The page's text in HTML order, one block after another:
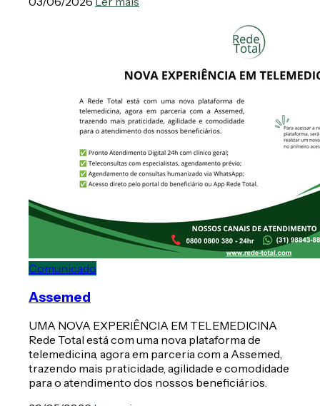
Comunicado
Assemed
UMA NOVA EXPERIÊNCIA EM TELEMEDICINA
Rede Total está com uma nova plataforma de
telemedicina, agora em parceria com a Assemed,
trazendo mais praticidade, agilidade e comodidade
para o atendimento dos nossos beneficiários.